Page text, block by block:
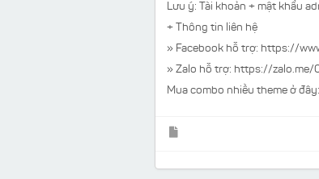
Lưu ý: Tài khoản + mật khẩu
+ Thông tin liên hệ
» Facebook hỗ trợ: https://
» Zalo hỗ trợ: https://
Mua combo nhiều theme ở đây: